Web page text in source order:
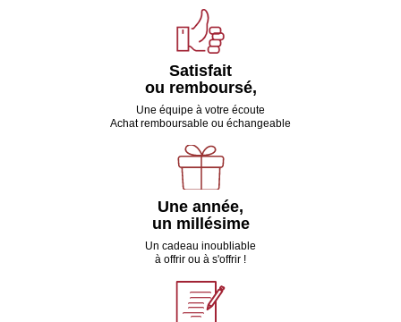
Satisfait
ou remboursé,
Une équipe à votre écoute
Achat remboursable ou échangeable
Une année,
un millésime
Un cadeau inoubliable
à offrir ou à s'offrir !